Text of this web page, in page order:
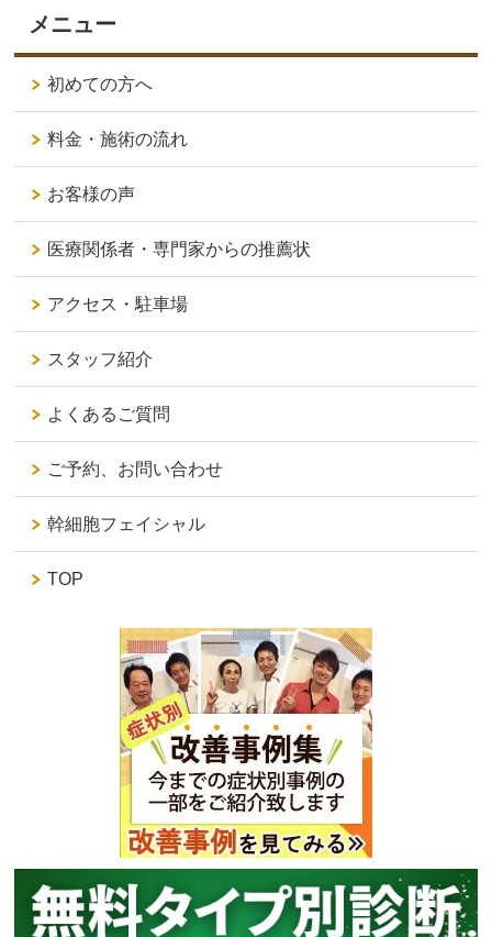
メニュー
初めての方へ
料金・施術の流れ
お客様の声
医療関係者・専門家からの推薦状
アクセス・駐車場
スタッフ紹介
よくあるご質問
ご予約、お問い合わせ
幹細胞フェイシャル
TOP